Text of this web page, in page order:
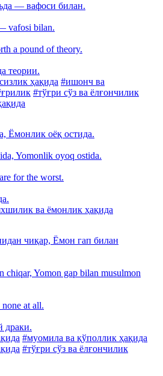
— вафоси билан.
vafosi bilan.
a pound of theory.
теории.
ҳақида #ишонч ва
#тўғри сўз ва ёлғончилик
Ёмонлик оёқ остида.
Yomonlik oyoq ostida.
for the worst.
ва ёмонлик ҳақида
чиқар, Ёмон гап билан
chiqar, Yomon gap bilan musulmon
at all.
драки.
#муомила ва қўполлик ҳақида
#тўғри сўз ва ёлғончилик